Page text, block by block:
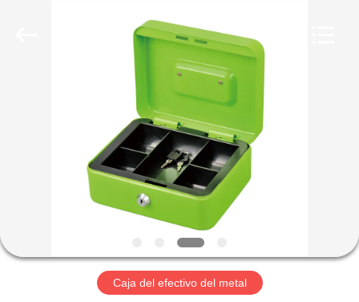
PRODUCTOS
NOSOTROS
VIAJE
Caja del efectivo del metal